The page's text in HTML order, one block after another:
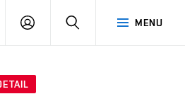
MENU
LOG
SEARCH